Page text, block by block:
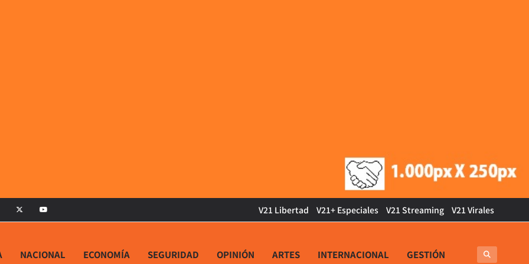
V21 Libertad V21+ Especiales V21 Streaming V21 Virales
NACIONAL ECONOMÍA SEGURIDAD OPINIÓN ARTES INTERNACIONAL GESTIÓN